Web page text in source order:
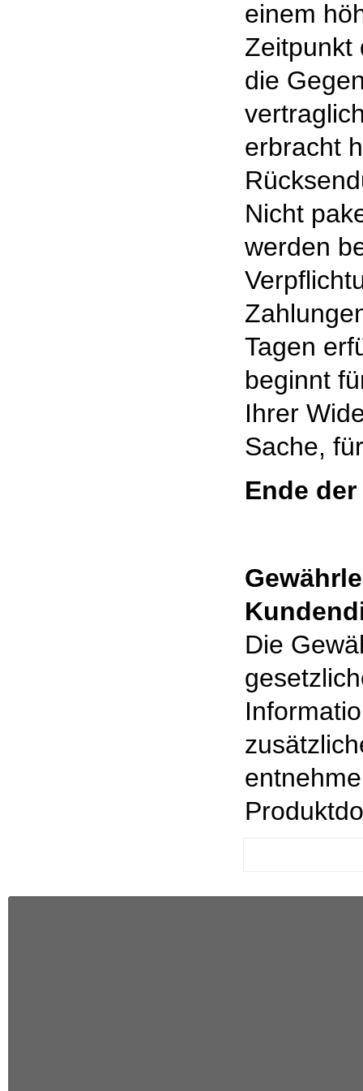
einem
Zeitpunkt
die
erbracht
Nicht
werden
Tagen
beginnt
Ihrer
Sache,
Ende
Die